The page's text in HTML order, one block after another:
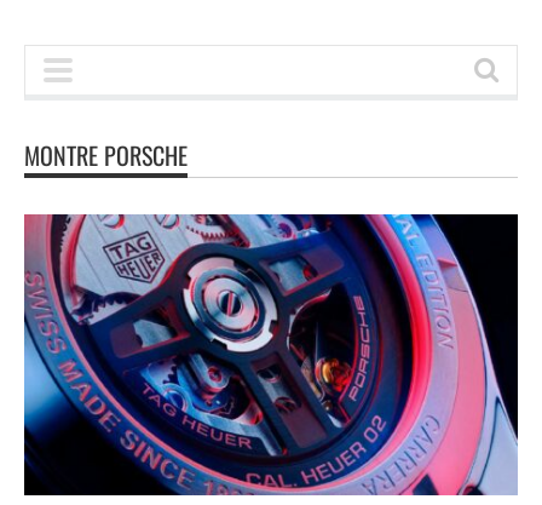
MONTRE PORSCHE